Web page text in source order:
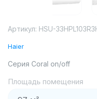
Артикул: HSU-
Haier
Серия Coral on/off
Площадь помещения